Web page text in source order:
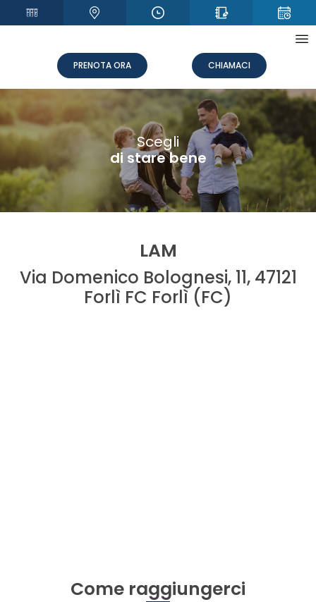
PRENOTA ORA CHIAMACI
Scegli
di stare bene
LAM
Via Domenico Bolognesi, 11, 47121
Forlì FC Forlì (FC)
Come raggiungerci